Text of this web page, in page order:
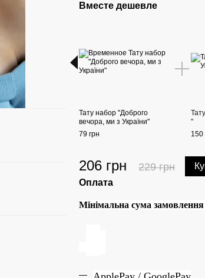
Вместе дешевле
Тату набор "Доброго
вечора, ми з України"
79 грн
"
150
206 грн 229 грн
Оплата
Мінімальна сума замовлення